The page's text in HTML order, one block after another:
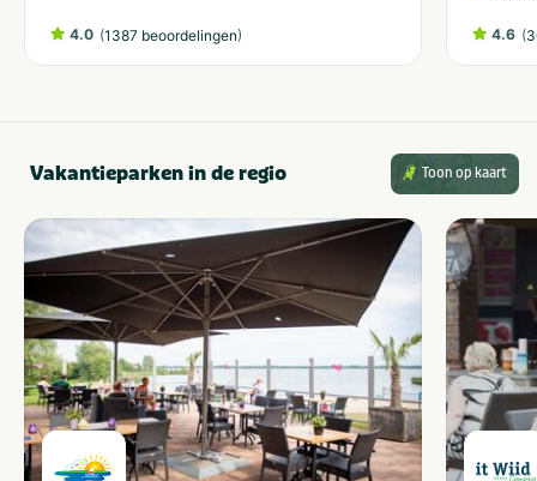
4.0 (1387 beoordelingen) 4.6 (
Vakantieparken in de regio Toon op kaart